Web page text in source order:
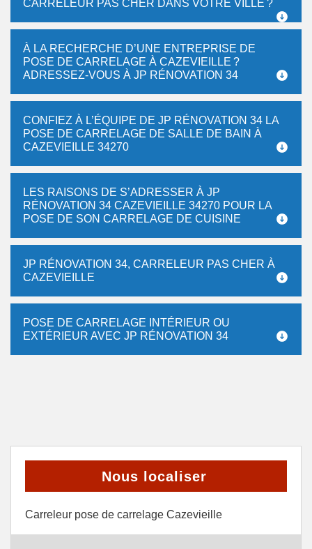
CARRELEUR PAS CHER DANS VOTRE VILLE ?
À LA RECHERCHE D’UNE ENTREPRISE DE
POSE DE CARRELAGE À CAZEVIEILLE ?
ADRESSEZ-VOUS À JP RÉNOVATION 34
CONFIEZ À L’ÉQUIPE DE JP RÉNOVATION 34 LA
POSE DE CARRELAGE DE SALLE DE BAIN À
CAZEVIEILLE 34270
LES RAISONS DE S’ADRESSER À JP
RÉNOVATION 34 CAZEVIEILLE 34270 POUR LA
POSE DE SON CARRELAGE DE CUISINE
JP RÉNOVATION 34, CARRELEUR PAS CHER À
CAZEVIEILLE
POSE DE CARRELAGE INTÉRIEUR OU
EXTÉRIEUR AVEC JP RÉNOVATION 34
Nous localiser
Carreleur pose de carrelage Cazevieille